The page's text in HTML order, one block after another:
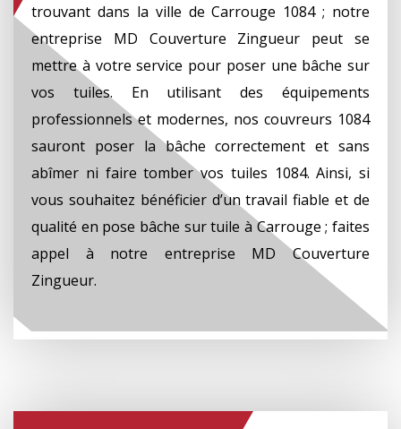
trouvant dans la ville de Carrouge 1084 ; notre
entreprise MD Couverture Zingueur peut se
mettre à votre service pour poser une bâche sur
vos tuiles. En utilisant des équipements
professionnels et modernes, nos couvreurs 1084
sauront poser la bâche correctement et sans
abîmer ni faire tomber vos tuiles 1084. Ainsi, si
vous souhaitez bénéficier d’un travail fiable et de
qualité en pose bâche sur tuile à Carrouge ; faites
appel à notre entreprise MD Couverture
Zingueur.